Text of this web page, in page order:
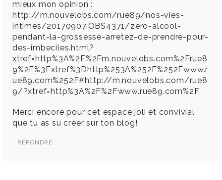
mieux mon opinion :
http://m.nouvelobs.com/rue89/nos-vies-
intimes/20170907.OBS4371/zero-alcool-
pendant-la-grossesse-arretez-de-prendre-pour-
des-imbeciles.html?
xtref=http%3A%2F%2Fm.nouvelobs.com%2Frue8
9%2F%3Fxtref%3Dhttp%253A%252F%252Fwww.r
ue89.com%252F#http://m.nouvelobs.com/rue8
9/?xtref=http%3A%2F%2Fwww.rue89.com%2F
Merci encore pour cet espace joli et convivial
que tu as su créer sur ton blog!
RÉPONDRE